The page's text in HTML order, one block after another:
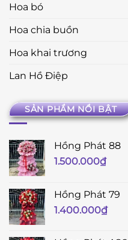
Hoa bó
Hoa chia buồn
Hoa khai trương
Lan Hồ Điệp
SẢN PHẨM NỔI BẬT
Hồng Phát 88
1.500.000₫
Hồng Phát 79
1.400.000₫